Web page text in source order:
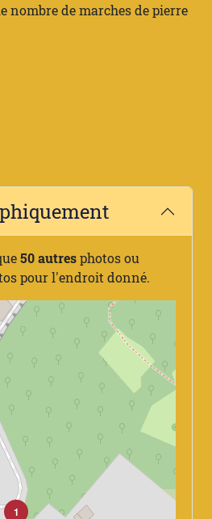
nombre de marches de pierre
50 autresphotos ou
pour l'endroit donné.
1